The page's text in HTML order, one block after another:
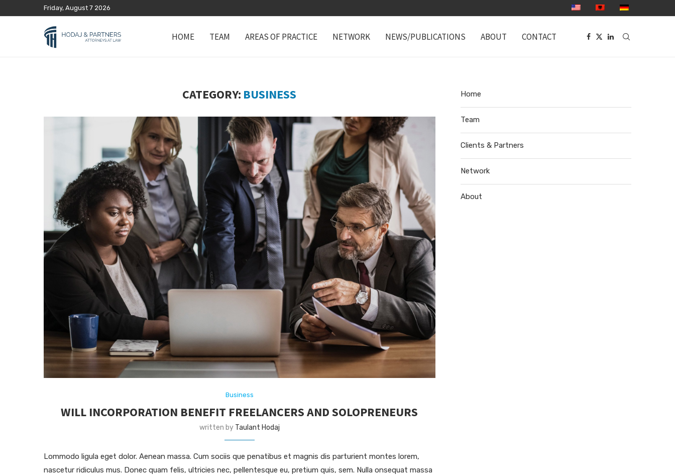
Friday, August 7 2026
HOME TEAM AREAS OF PRACTICE NETWORK NEWS/PUBLICATIONS ABOUT CONTACT
CATEGORY: BUSINESS
Business
WILL INCORPORATION BENEFIT FREELANCERS AND SOLOPRENEURS
written by Taulant Hodaj
Lommodo ligula eget dolor. Aenean massa. Cum sociis que penatibus et magnis dis parturient montes lorem,
nascetur ridiculus mus. Donec quam felis, ultricies nec, pellentesque eu, pretium quis, sem. Nulla onsequat massa
Home
Team
Clients & Partners
Network
About